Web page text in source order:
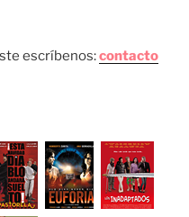
escríbenos:contacto